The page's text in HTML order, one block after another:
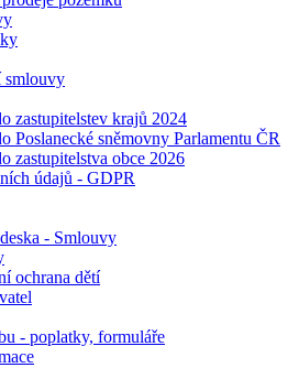
smlouvy
zastupitelstev krajů 2024
Poslanecké sněmovny Parlamentu ČR
zastupitelstva obce 2026
údajů - GDPR
- Smlouvy
ochrana dětí
- poplatky, formuláře